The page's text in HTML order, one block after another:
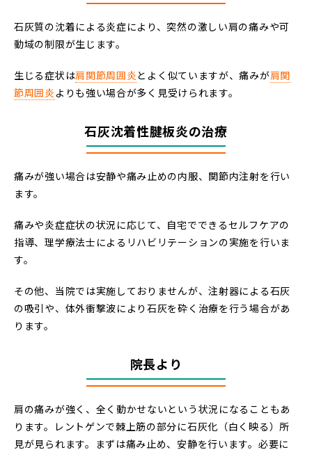
石灰質の沈着による炎症により、突然の激しい肩の痛みや可
動域の制限が生じます。
生じる症状は肩関節周囲炎とよく似ていますが、痛みが肩関
節周囲炎 よりも強い場合が多く見受けられます。
石灰沈着性腱板炎の治療
痛みが強い場合は安静や痛み止めの内服、関節内注射を行い
ます。
痛みや炎症症状の状況に応じて、自宅でできるセルフケアの
指導、理学療法士によるリハビリテーションの実施を行いま
す。
その他、当院では実施しておりませんが、注射器による石灰
の吸引や、体外衝撃波により石灰を砕く治療を行う場合があ
ります。
院長より
肩の痛みが強く、全く動かせないという状況になることもあ
ります。レントゲンで棘上筋の部分に石灰化（白く映る）所
見が見られます。まずは痛み止め、安静を行います。必要に